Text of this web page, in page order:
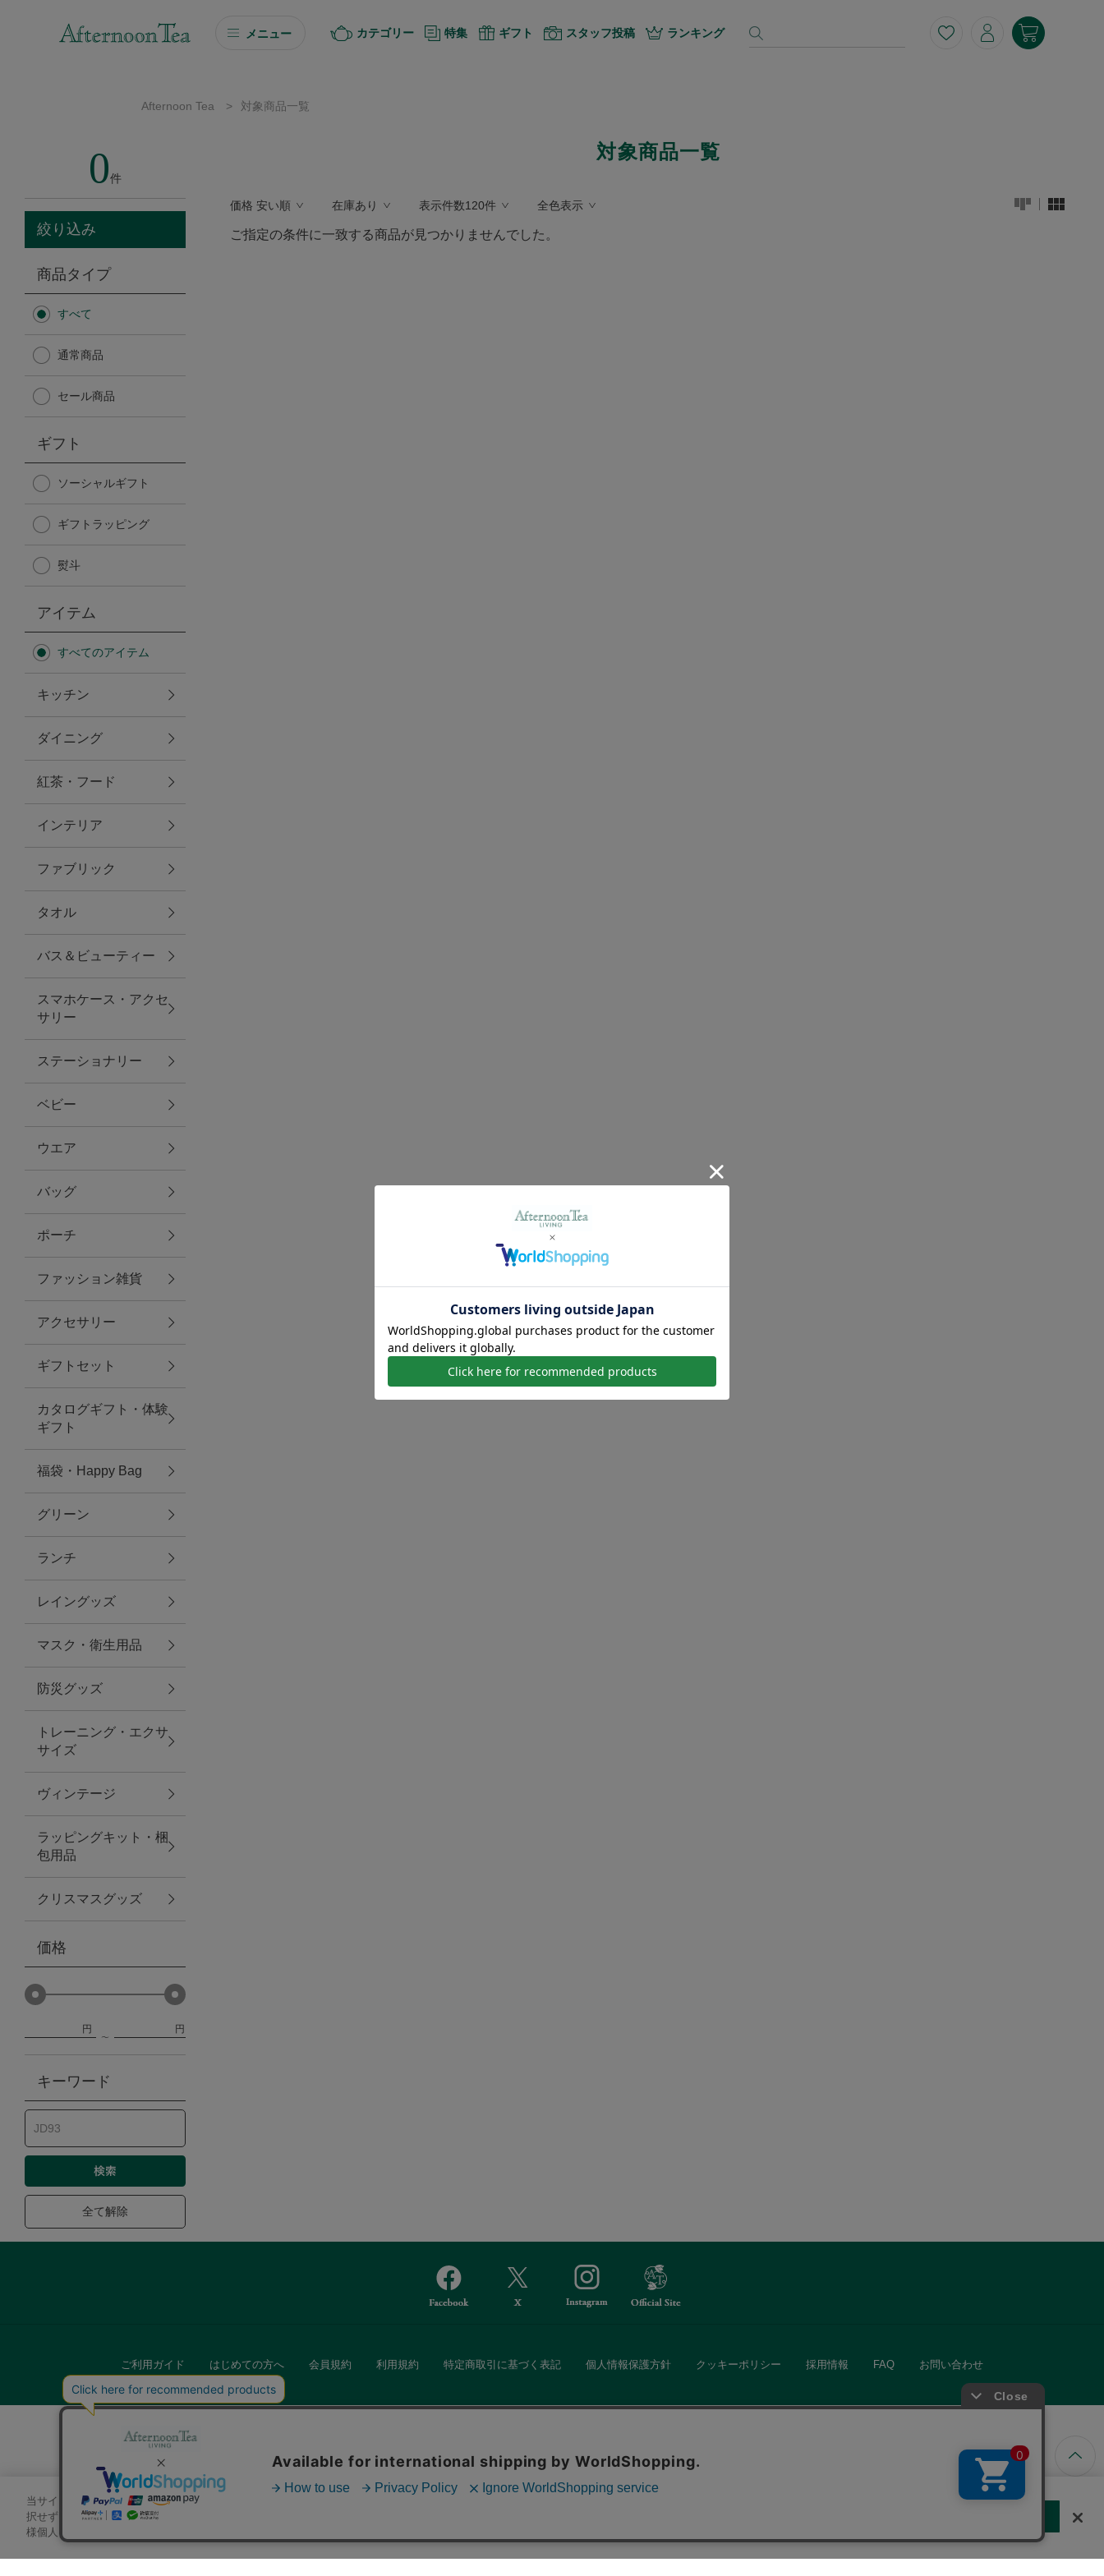
メニュー
ソーシャルギフト
カタログギフト
Afternoon Tea TEAROOM
Afternoon Tea TEAROOM
日傘
保冷バッグ
無重力シリーズ
トラベルグッズ
ランチ
バッグ
キッチン・ダイニング
ダイニング
キッチン
ファブリック
グリーン
バス＆ビューティー
バス＆ビューティー
タオル
ウエア＆バッグ
ウエア
レイングッズ
アクセサリー
ファッション雑貨
ファッショングッズ
スマホケース・アクセサリー
ポーチ
ステーショナリー
その他
紅茶・フード
防災グッズ・非常食
トレーニング
ヴィンテージ
カテゴリー 特集 ギフト スタッフ投稿 ランキング
Afternoon Tea > 対象商品一覧
0件
絞り込み
商品タイプ
すべて
通常商品
セール商品
ギフト
ソーシャルギフト
ギフトラッピング
熨斗
アイテム
すべてのアイテム
キッチン
ダイニング
紅茶・フード
インテリア
ファブリック
タオル
バス＆ビューティー
スマホケース・アクセ
サリー
ステーショナリー
ベビー
ウエア
バッグ
ポーチ
ファッション雑貨
アクセサリー
ギフトセット
カタログギフト・体験
ギフト
福袋・Happy Bag
グリーン
ランチ
レイングッズ
マスク・衛生用品
防災グッズ
トレーニング・エクサ
サイズ
ヴィンテージ
ラッピングキット・梱
包用品
クリスマスグッズ
価格
円 円
キーワード
全て解除
対象商品一覧
価格 安い順 在庫あり 表示件数120件 全色表示
ご指定の条件に一致する商品が見つかりませんでした。
ご利用ガイド はじめての方へ 会員規約 利用規約 特定商取引に基づく表記 個人情報保護方針 クッキーポリシー 採用情報 FAQ お問い合わせ
当サイトでは、サイトの利便性向上のためにクッキーを使用いたします。ボタンから同意の可否を選択してください。選
択せずにページを移動した場合、クッキーの使用に同意したことになります。クッキーを通じて収集する情報には「お客
様個人を特定できる情報」は一切含まれておりません。詳細は